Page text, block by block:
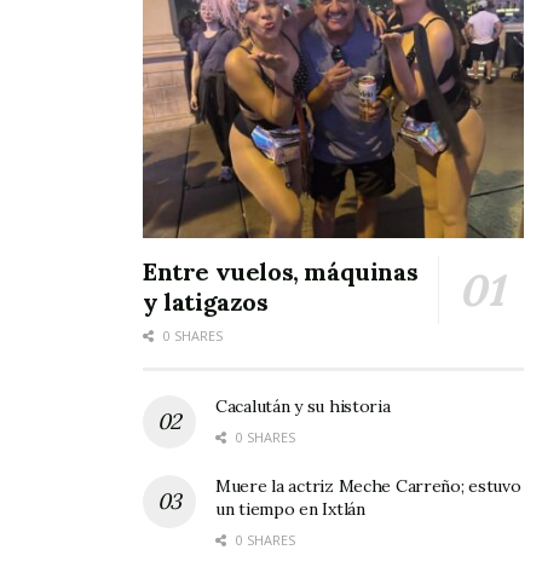
Entre vuelos, máquinas
y latigazos
0 SHARES
Cacalután y su historia
0 SHARES
Muere la actriz Meche Carreño; estuvo
un tiempo en Ixtlán
0 SHARES